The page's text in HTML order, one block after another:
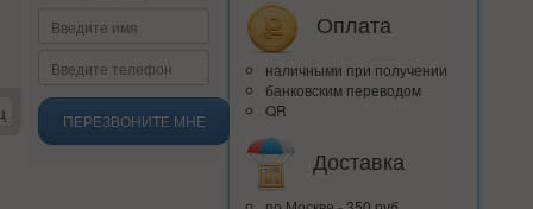
ПЕРЕЗВОНИТЕ МНЕ
Оплата
наличными при получении
банковским переводом
QR
Доставка